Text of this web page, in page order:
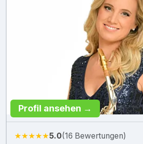
Profil ansehen →
★★★★★5.0(16 Bewertungen)